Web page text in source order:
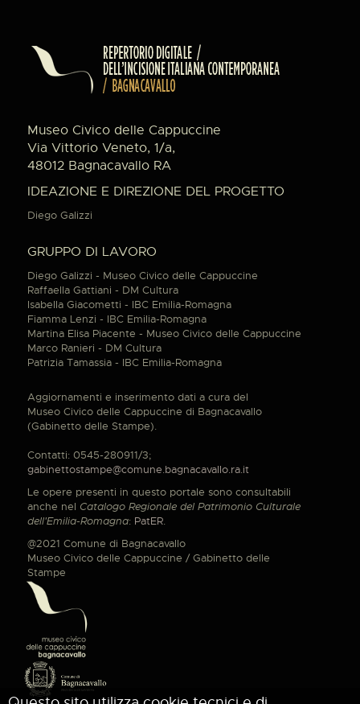
Museo Civico delle Cappuccine
Via Vittorio Veneto, 1/a,
48012 Bagnacavallo RA
IDEAZIONE E DIREZIONE DEL PROGETTO
Diego Galizzi
GRUPPO DI LAVORO
Diego Galizzi - Museo Civico delle Cappuccine
Raffaella Gattiani - DM Cultura
Isabella Giacometti - IBC Emilia-Romagna
Fiamma Lenzi - IBC Emilia-Romagna
Martina Elisa Piacente - Museo Civico delle Cappuccine
Marco Ranieri - DM Cultura
Patrizia Tamassia - IBC Emilia-Romagna
Aggiornamenti e inserimento dati a cura del
Museo Civico delle Cappuccine di Bagnacavallo
(Gabinetto delle Stampe).
Contatti: 0545-280911/3;
gabinettostampe@comune.bagnacavallo.ra.it
Le opere presenti in questo portale sono consultabili
anche nel Catalogo Regionale del Patrimonio Culturale
dell'Emilia-Romagna: PatER.
@2021 Comune di Bagnacavallo
Museo Civico delle Cappuccine / Gabinetto delle
Stampe